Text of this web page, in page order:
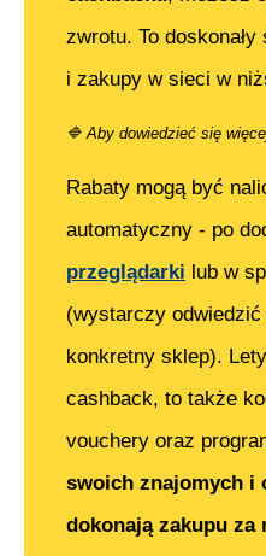
zwrotu. To
i zakupy w sieci w
🔷 Aby dowiedzieć się
Rabaty mogą być
automatyczny - po
przeglądarki lub w
(wystarczy
konkretny sklep).
cashback, to także
vouchery oraz
swoich znajomych i
dokonają zakupu za